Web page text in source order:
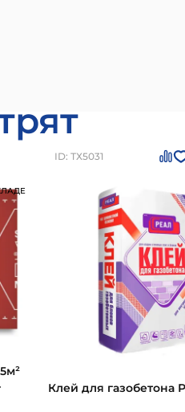
ID: ТХ5031
Клей для газобетона